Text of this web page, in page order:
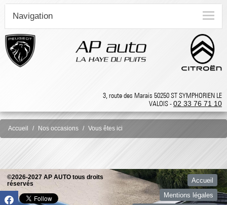
Navigation
3, route des Marais 50250 ST SYMPHORIEN LE
VALOIS -02 33 76 71 10
Accueil Nos occasions Vous êtes ici
©2026-2027 AP AUTO tous droits
réservés
Accueil
Mentions légales